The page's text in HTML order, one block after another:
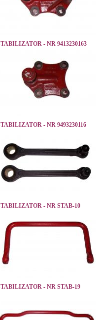
- NR 9413230163
- NR 9493230116
- NR STAB-10
- NR STAB-19